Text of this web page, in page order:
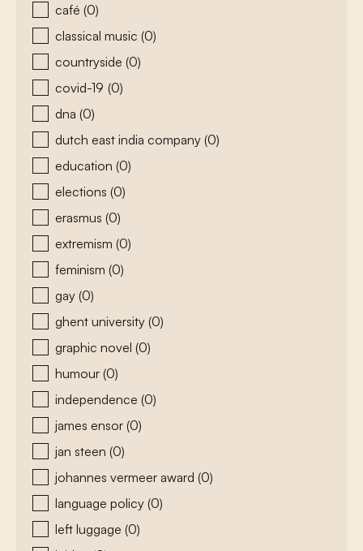
café (0)
classical music (0)
countryside (0)
covid-19 (0)
dna (0)
dutch east india company (0)
education (0)
elections (0)
erasmus (0)
extremism (0)
feminism (0)
gay (0)
ghent university (0)
graphic novel (0)
humour (0)
independence (0)
james ensor (0)
jan steen (0)
johannes vermeer award (0)
language policy (0)
left luggage (0)